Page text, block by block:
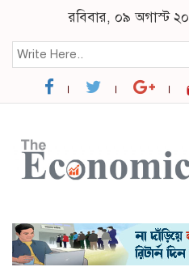
রবিবার, ০৯ অগাস্ট